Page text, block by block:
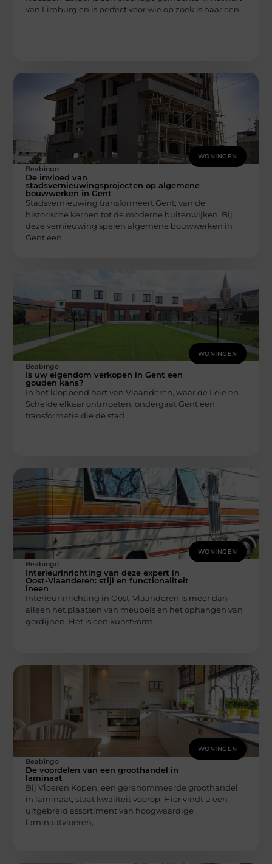
van Limburg en is perfect voor wie op zoek is naar een
WONINGEN
Beabingo
De invloed van
stadsvernieuwingsprojecten op algemene
bouwwerken in Gent
Stadsvernieuwing transformeert Gent; van de
historische kernen tot de moderne buitenwijken. Bij
deze vernieuwing spelen algemene bouwwerken in
Gent een
WONINGEN
Beabingo
Is uw eigendom verkopen in Gent een
gouden kans?
In het kloppend hart van Vlaanderen, waar de Leie en
Schelde elkaar ontmoeten, ondergaat Gent een
transformatie die de stad
WONINGEN
Beabingo
Interieurinrichting van deze expert in
Oost-Vlaanderen: stijl en functionaliteit
ineen
Interieurinrichting in Oost-Vlaanderen is meer dan
alleen het plaatsen van meubels en het ophangen van
gordijnen. Het is een kunstvorm
WONINGEN
Beabingo
De voordelen van een groothandel in
laminaat
Bij Vloeren Kopen, een gerenommeerde groothandel
in laminaat, staat kwaliteit voorop. Hier vindt u een
uitgebreid assortiment van hoogwaardige
laminaatvloeren,